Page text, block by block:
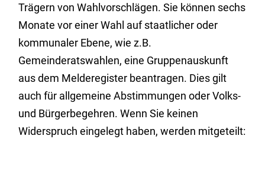
Trägern von Wahlvorschlägen. Sie können sechs
Monate vor einer Wahl auf staatlicher oder
kommunaler Ebene, wie z.B.
Gemeinderatswahlen, eine Gruppenauskunft
aus dem Melderegister beantragen. Dies gilt
auch für allgemeine Abstimmungen oder Volks-
und Bürgerbegehren. Wenn Sie keinen
Widerspruch eingelegt haben, werden mitgeteilt: